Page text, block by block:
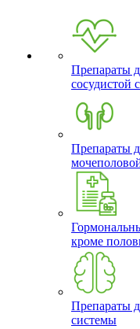
Препараты
сосудистой
Препараты
кроме
Препараты
системы